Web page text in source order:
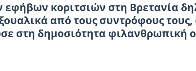
εφήβων κοριτσιών στη Βρετανία
από τους συντρόφους
στη δημοσιότητα φιλανθρωπική